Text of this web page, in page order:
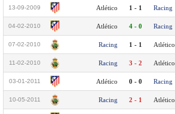
13-09-2009 Atlético 1 - 1 Racing
04-02-2010 Atlético 4 - 0 Racing
07-02-2010 Racing 1 - 1 Atlético
11-02-2010 Racing 3 - 2 Atlético
03-01-2011 Atlético 0 - 0 Racing
10-05-2011 Racing 2 - 1 Atlético